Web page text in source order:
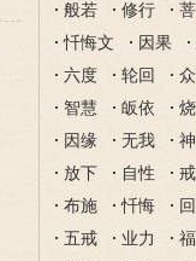
般若
修行
忏悔文
因果
六度
轮回
智慧
皈依
因缘
无我
放下
自性
布施
忏悔
五戒
业力